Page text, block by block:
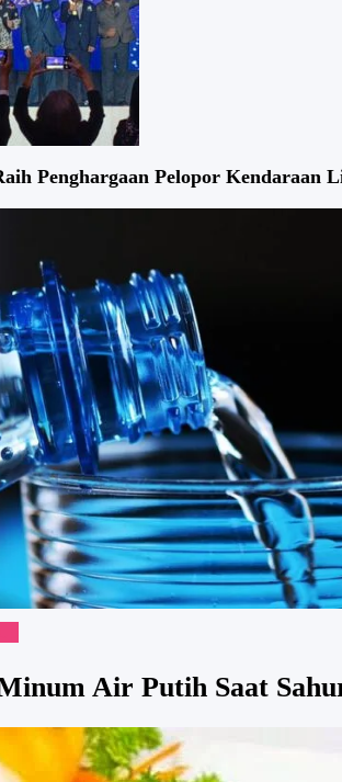
Penghargaan Pelopor Kendaraan
Air Putih Saat